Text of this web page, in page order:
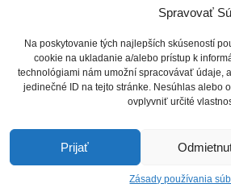
Spravovať
Na poskytovanie tých najlepších skúseností
cookie na ukladanie a/alebo prístup k
technológiami nám umožní spracovávať údaje,
jedinečné ID na tejto stránke. Nesúhlas alebo
ovplyvniť určité
Prijať
Zásady používania
Zmysel života
Osobný